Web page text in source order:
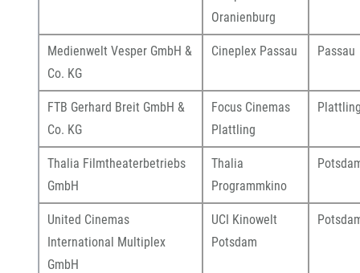
Oranienburg
Medienwelt Vesper GmbH &
Co. KG
Cineplex Passau Passau
FTB Gerhard Breit GmbH &
Co. KG
Focus Cinemas
Plattling
Thalia Filmtheaterbetriebs
GmbH
Thalia
Programmkino
United Cinemas
International Multiplex
GmbH
UCI Kinowelt
Potsdam